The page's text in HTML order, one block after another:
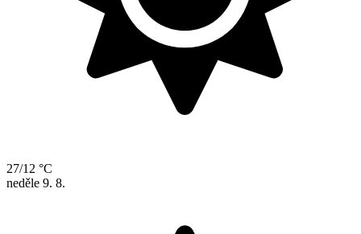
27/12 °C
neděle 9. 8.